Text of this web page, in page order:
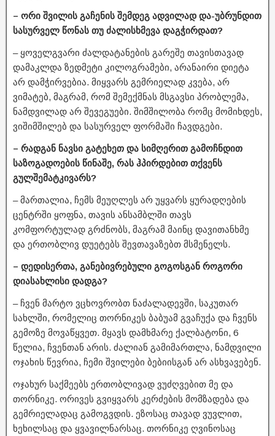
– ორი შვილის გაჩენის შემდეგ ადვილად და-უბრუნდით
სასურველ წონას თუ ძალისხმევა დაგჭირდათ?
– ყოველგვარი ძალდატანების გარეშე თავისთავად
დამაკლდა ზედმეტი კილოგრამები, არანაირი დიეტა
არ დამჭირვებია. მიყვარს გემრიელად კვება, არ
ვიმატებ, მაგრამ, რომ შემექმნას მსგავსი პრობლემა,
ნამდვილად არ შევეგუები. შიმშილობა რომც მომიხდეს,
ვიშიმშილებ და სასურველ ფორმაში ჩავდგები.
– რადგან ნავსი გატეხეთ და სიმღერით გამოჩნდით
საზოგადოების წინაშე, რას ჰპირდებით თქვენს
გულშემატკივარს?
– მართალია, ჩემს მეუღლეს არ უყვარს ყურადღების
ცენტრში ყოფნა, თავის ანსამბლში თავს
კომფორტულად გრძნობს, მაგრამ მაინც დავითანხმე
და ერთობლივ დუეტებს შევთავაზებთ მსმენელს.
– დედისერთა, განებივრებული გოგოსგან როგორი
დიასახლისი დადგა?
– ჩვენ მარტო ვცხოვრობთ ნაძალადევში, საკუთარ
სახლში, რომელიც თორნიკეს ბაბუამ გვაჩუქა და ჩვენს
გემოზე მოვაწყვეთ. მყავს დამხმარე ქალბატონი, 6
წელია, ჩვენთან არის. ძალიან გამიმართლა, ნამდვილი
ოჯახის წევრია, ჩემი შვილები ბებიისგან არ ასხვავებენ.
ოჯახურ საქმეებს ერთობლივად ვუძღვებით მე და
თორნიკე. ორივეს გვიყვარს კერძების მომზადება და
გემრიელადაც გამოგვდის. ეზოსაც თავად ვუვლით,
ხეხილსაც და ყვავილნარსაც. თორნიკე ღვინოსაც